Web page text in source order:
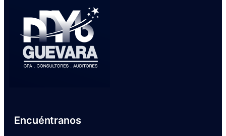
Encuéntranos